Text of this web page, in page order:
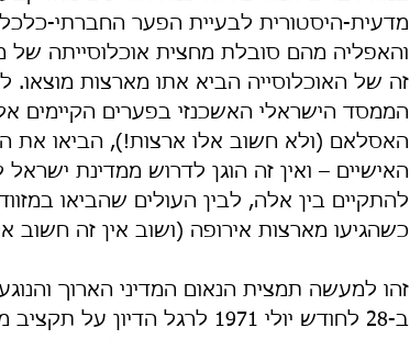
מדעית-היסטורית לבעיית הפער החברתי-
והאפליה מהם סובלת מחצית אוכלוסייתה של
זה של האוכלוסייה הביא אתו מארצות מוצאו.
הממסד הישראלי האשכנזי בפערים הקיימים
האסלאם (ולא חשוב אלו ארצות!), הביאו את
האישיים – ואין זה הוגן לדרוש ממדינת
להתקיים בין אלה, לבין העולים שהביאו
כשהגיעו מארצות אירופה (ושוב אין זה חשוב
זהו למעשה תמצית הנאום המדיני הארוך
ב-28 לחודש יולי 1971 לרגל